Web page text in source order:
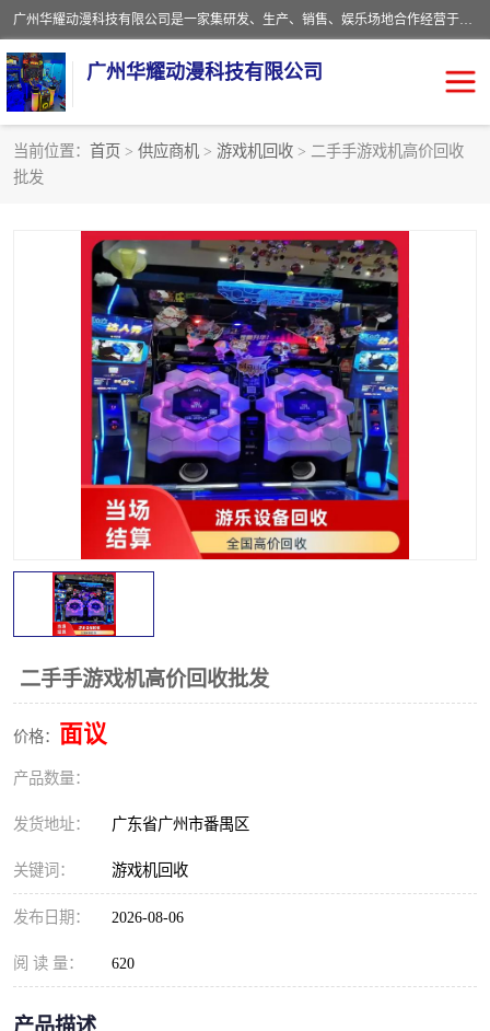
广州华耀动漫科技有限公司是一家集研发、生产、销售、娱乐场地合作经营于一体的动漫游戏公司。本公司拥有一支年轻化集研发生产到售后服务的队伍，及时地为客户提供、赚钱的产品。本公司以雄厚的实力、合理的价格、优良的服务与多家企业建立了长期的合作关系。热诚欢迎各界前来参观、考察、洽谈业务。目前公司经营的产品有：各种捕渔游戏机系列，大型模拟机系列、轮盘机系列、连线机系列、框体机系列、玛莉机系列等。
广州华耀动漫科技有限公司
当前位置： 首页 > 供应商机 > 游戏机回收 > 二手手游戏机高价回收
批发
二手手游戏机高价回收批发
价格： 面议
产品数量：
发货地址： 广东省广州市番禺区
关键词： 游戏机回收
发布日期： 2026-08-06
阅 读 量： 620
产品描述
娃娃机回收
赛车回收 电玩城回收
模拟机回收 儿童机回收
游戏厅回收 *机回收